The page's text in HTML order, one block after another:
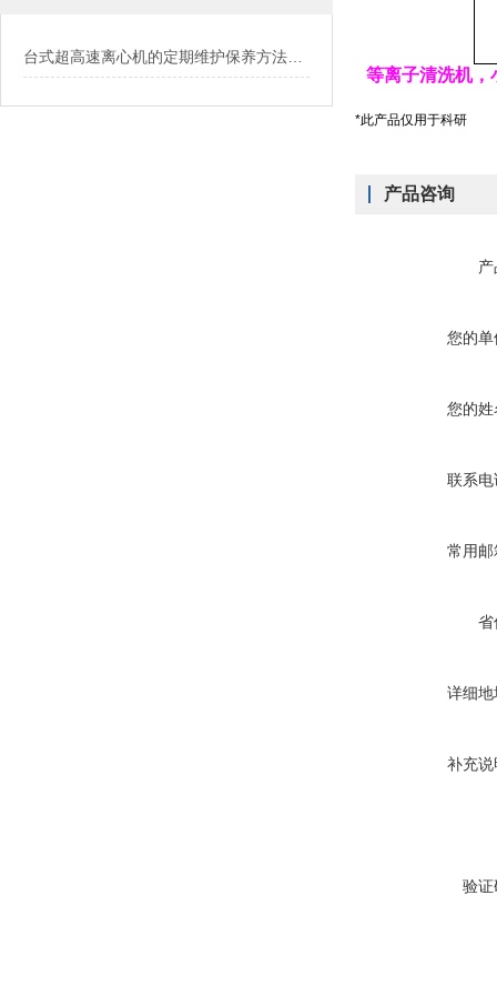
等离子清洗机，
*此产品仅用于科研
产品咨询
您的单
您的姓
联系电
常用邮
省
详细地
补充说
验证